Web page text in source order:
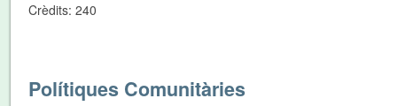
Crèdits: 240
Polítiques Comunitàries